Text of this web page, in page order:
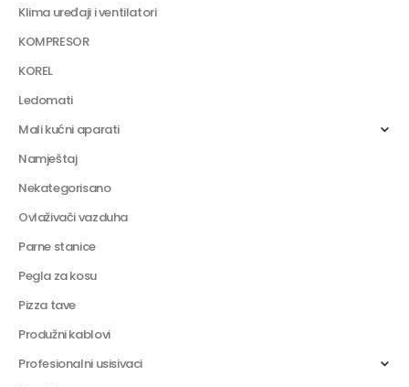
Klima uređaji i ventilatori
KOMPRESOR
KOREL
Ledomati
Mali kućni aparati
Namještaj
Nekategorisano
Ovlaživači vazduha
Parne stanice
Pegla za kosu
Pizza tave
Produžni kablovi
Profesionalni usisivaci